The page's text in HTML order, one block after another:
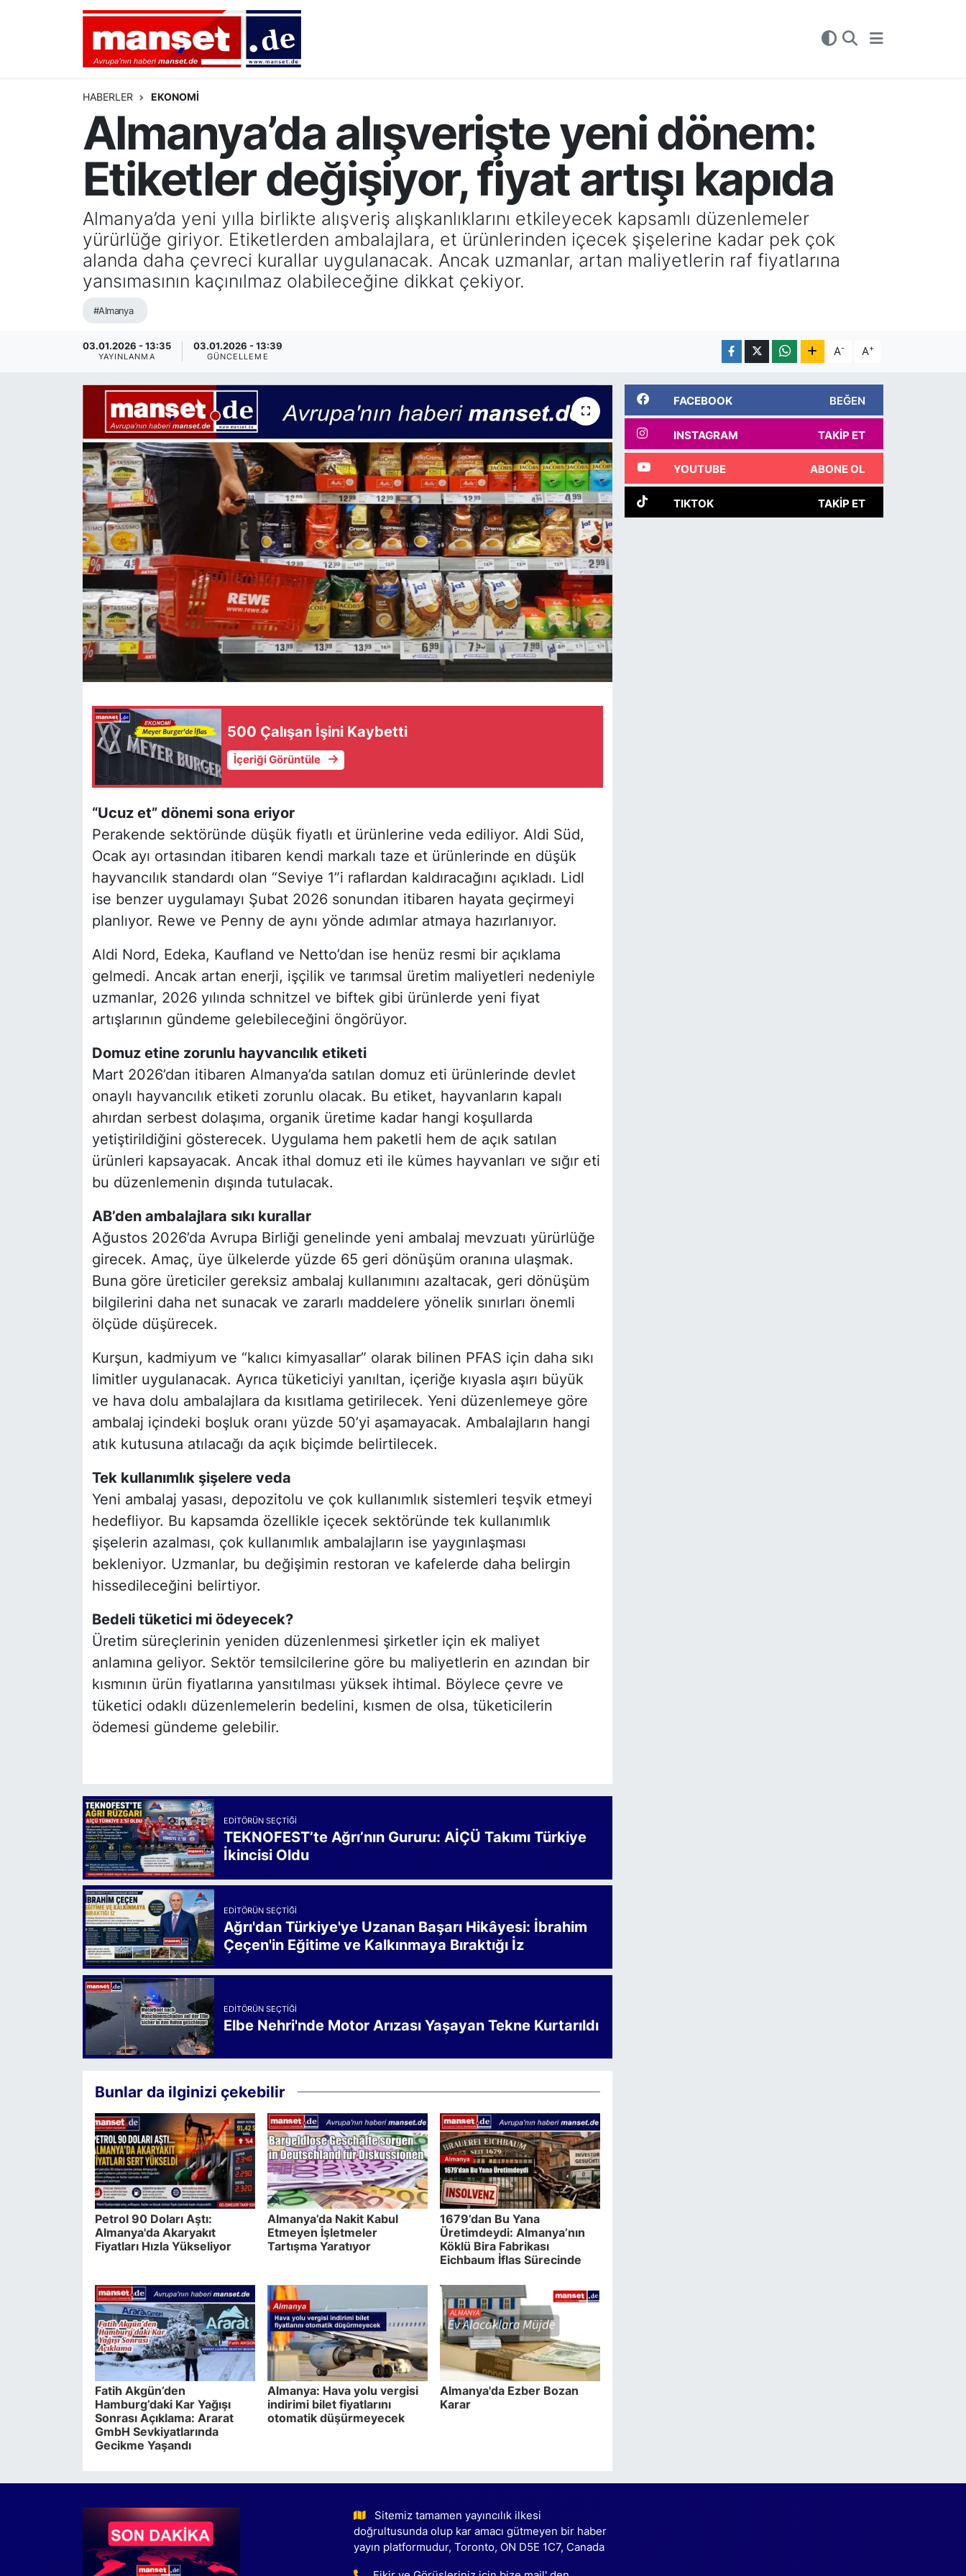
HABERLER EKONOMİ
Almanya’da alışverişte yeni dönem:
Etiketler değişiyor, fiyat artışı kapıda
Almanya’da yeni yılla birlikte alışveriş alışkanlıklarını etkileyecek kapsamlı düzenlemeler
yürürlüğe giriyor. Etiketlerden ambalajlara, et ürünlerinden içecek şişelerine kadar pek çok
alanda daha çevreci kurallar uygulanacak. Ancak uzmanlar, artan maliyetlerin raf fiyatlarına
yansımasının kaçınılmaz olabileceğine dikkat çekiyor.
#Almanya
03.01.2026 - 13:35
YAYINLANMA
03.01.2026 - 13:39
GÜNCELLEME A- A+
500 Çalışan İşini Kaybetti
İçeriği Görüntüle
“Ucuz et” dönemi sona eriyor
Perakende sektöründe düşük fiyatlı et ürünlerine veda ediliyor. Aldi Süd,
Ocak ayı ortasından itibaren kendi markalı taze et ürünlerinde en düşük
hayvancılık standardı olan “Seviye 1”i raflardan kaldıracağını açıkladı. Lidl
ise benzer uygulamayı Şubat 2026 sonundan itibaren hayata geçirmeyi
planlıyor. Rewe ve Penny de aynı yönde adımlar atmaya hazırlanıyor.
Aldi Nord, Edeka, Kaufland ve Netto’dan ise henüz resmi bir açıklama
gelmedi. Ancak artan enerji, işçilik ve tarımsal üretim maliyetleri nedeniyle
uzmanlar, 2026 yılında schnitzel ve biftek gibi ürünlerde yeni fiyat
artışlarının gündeme gelebileceğini öngörüyor.
Domuz etine zorunlu hayvancılık etiketi
Mart 2026’dan itibaren Almanya’da satılan domuz eti ürünlerinde devlet
onaylı hayvancılık etiketi zorunlu olacak. Bu etiket, hayvanların kapalı
ahırdan serbest dolaşıma, organik üretime kadar hangi koşullarda
yetiştirildiğini gösterecek. Uygulama hem paketli hem de açık satılan
ürünleri kapsayacak. Ancak ithal domuz eti ile kümes hayvanları ve sığır eti
bu düzenlemenin dışında tutulacak.
AB’den ambalajlara sıkı kurallar
Ağustos 2026’da Avrupa Birliği genelinde yeni ambalaj mevzuatı yürürlüğe
girecek. Amaç, üye ülkelerde yüzde 65 geri dönüşüm oranına ulaşmak.
Buna göre üreticiler gereksiz ambalaj kullanımını azaltacak, geri dönüşüm
bilgilerini daha net sunacak ve zararlı maddelere yönelik sınırları önemli
ölçüde düşürecek.
Kurşun, kadmiyum ve “kalıcı kimyasallar” olarak bilinen PFAS için daha sıkı
limitler uygulanacak. Ayrıca tüketiciyi yanıltan, içeriğe kıyasla aşırı büyük
ve hava dolu ambalajlara da kısıtlama getirilecek. Yeni düzenlemeye göre
ambalaj içindeki boşluk oranı yüzde 50’yi aşamayacak. Ambalajların hangi
atık kutusuna atılacağı da açık biçimde belirtilecek.
Tek kullanımlık şişelere veda
Yeni ambalaj yasası, depozitolu ve çok kullanımlık sistemleri teşvik etmeyi
hedefliyor. Bu kapsamda özellikle içecek sektöründe tek kullanımlık
şişelerin azalması, çok kullanımlık ambalajların ise yaygınlaşması
bekleniyor. Uzmanlar, bu değişimin restoran ve kafelerde daha belirgin
hissedileceğini belirtiyor.
Bedeli tüketici mi ödeyecek?
Üretim süreçlerinin yeniden düzenlenmesi şirketler için ek maliyet
anlamına geliyor. Sektör temsilcilerine göre bu maliyetlerin en azından bir
kısmının ürün fiyatlarına yansıtılması yüksek ihtimal. Böylece çevre ve
tüketici odaklı düzenlemelerin bedelini, kısmen de olsa, tüketicilerin
ödemesi gündeme gelebilir.
EDITÖRÜN SEÇTIĞI
TEKNOFEST’te Ağrı’nın Gururu: AİÇÜ Takımı Türkiye
İkincisi Oldu
EDITÖRÜN SEÇTIĞI
Ağrı'dan Türkiye'ye Uzanan Başarı Hikâyesi: İbrahim
Çeçen'in Eğitime ve Kalkınmaya Bıraktığı İz
EDITÖRÜN SEÇTIĞI
Elbe Nehri'nde Motor Arızası Yaşayan Tekne Kurtarıldı
Bunlar da ilginizi çekebilir
Petrol 90 Doları Aştı:
Almanya'da Akaryakıt
Fiyatları Hızla Yükseliyor
Almanya’da Nakit Kabul
Etmeyen İşletmeler
Tartışma Yaratıyor
1679’dan Bu Yana
Üretimdeydi: Almanya’nın
Köklü Bira Fabrikası
Eichbaum İflas Sürecinde
Fatih Akgün’den
Hamburg’daki Kar Yağışı
Sonrası Açıklama: Ararat
GmbH Sevkiyatlarında
Gecikme Yaşandı
Almanya: Hava yolu vergisi
indirimi bilet fiyatlarını
otomatik düşürmeyecek
Almanya'da Ezber Bozan
Karar
FACEBOOK BEĞEN
INSTAGRAM TAKIP ET
YOUTUBE ABONE OL
TIKTOK TAKIP ET
Sitemiz tamamen yayıncılık ilkesi
doğrultusunda olup kar amacı gütmeyen bir haber
yayın platformudur, Toronto, ON D5E 1C7, Canada
AVRUPA
ALMANYA
TÜRKİYE
DEUTSCH
EKONOMİ
SİYASET
SAĞLIK
Nöbetçi Eczaneler
Hava Durumu
Namaz Vakitleri
Trafik Durumu
Tüm Manşetler
Son Dakika Haberleri
Haber Arşivi